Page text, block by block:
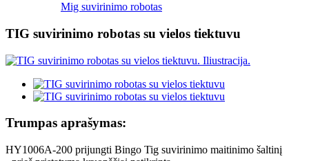
Mig suvirinimo robotas
TIG suvirinimo robotas su vielos tiektuvu
Trumpas aprašymas:
HY1006A-200 prijungti Bingo Tig suvirinimo maitinimo šaltinį